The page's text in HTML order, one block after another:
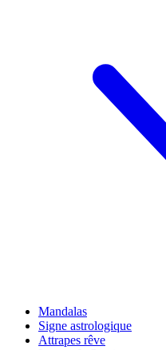
Mandalas
Signe astrologique
Attrapes rêve